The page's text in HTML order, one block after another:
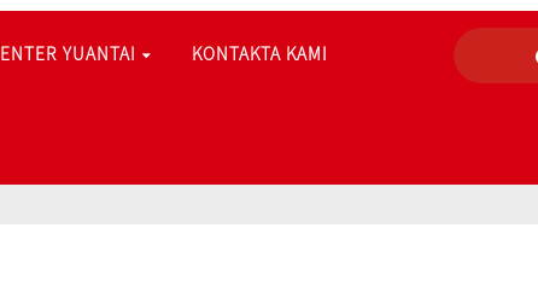
ENTER YUANTAI KONTAKTA KAMI